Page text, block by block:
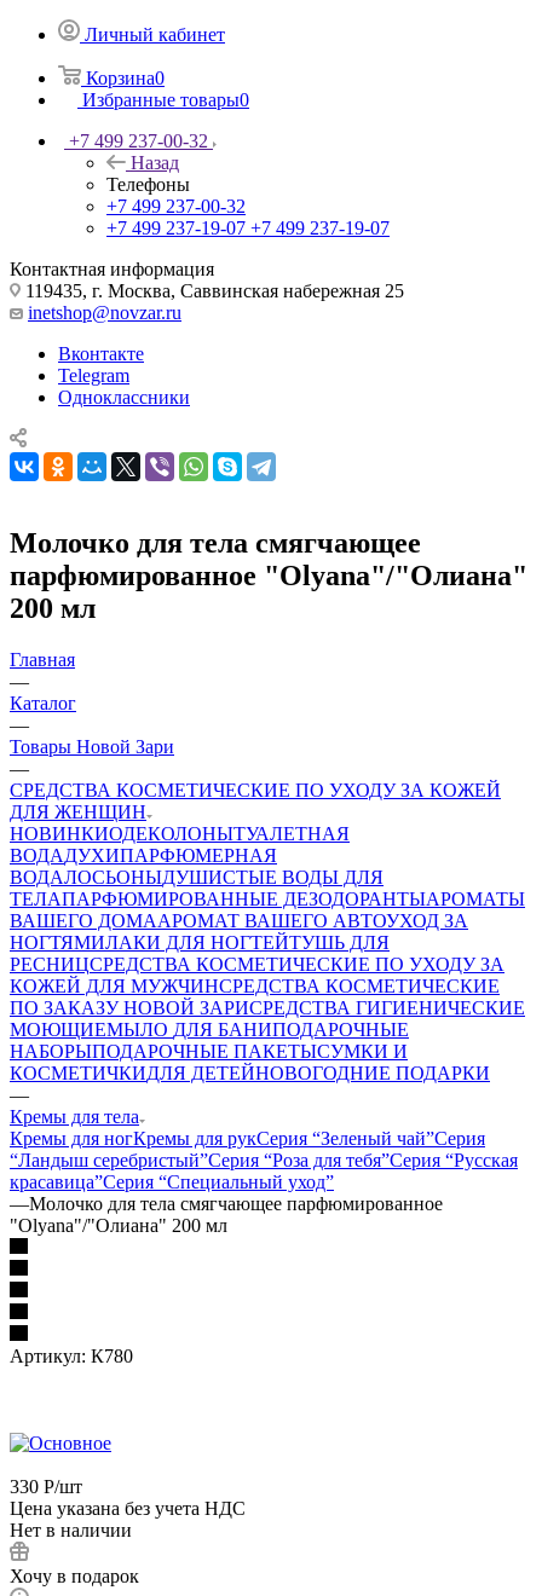
Личный кабинет
Корзина0
Избранные товары0
+7 499 237-00-32
Назад
Телефоны
+7 499 237-00-32
+7 499 237-19-07 +7 499 237-19-07
Контактная информация
119435, г. Москва, Саввинская набережная 25
inetshop@novzar.ru
Вконтакте
Telegram
Одноклассники
Молочко для тела смягчающее
парфюмированное "Olyana"/"Олиана"
200 мл
Главная
—
Каталог
—
Товары Новой Зари
—
СРЕДСТВА КОСМЕТИЧЕСКИЕ ПО УХОДУ ЗА КОЖЕЙ
ДЛЯ ЖЕНЩИН
НОВИНКИОДЕКОЛОНЫТУАЛЕТНАЯ
ВОДАДУХИПАРФЮМЕРНАЯ
ВОДАЛОСЬОНЫДУШИСТЫЕ ВОДЫ ДЛЯ
ТЕЛАПАРФЮМИРОВАННЫЕ ДЕЗОДОРАНТЫАРОМАТЫ
ВАШЕГО ДОМААРОМАТ ВАШЕГО АВТОУХОД ЗА
НОГТЯМИЛАКИ ДЛЯ НОГТЕЙТУШЬ ДЛЯ
РЕСНИЦСРЕДСТВА КОСМЕТИЧЕСКИЕ ПО УХОДУ ЗА
КОЖЕЙ ДЛЯ МУЖЧИНСРЕДСТВА КОСМЕТИЧЕСКИЕ
ПО ЗАКАЗУ НОВОЙ ЗАРИСРЕДСТВА ГИГИЕНИЧЕСКИЕ
МОЮЩИЕМЫЛО ДЛЯ БАНИПОДАРОЧНЫЕ
НАБОРЫПОДАРОЧНЫЕ ПАКЕТЫСУМКИ И
КОСМЕТИЧКИДЛЯ ДЕТЕЙНОВОГОДНИЕ ПОДАРКИ
—
Кремы для тела
Кремы для ногКремы для рукСерия “Зеленый чай”Серия
“Ландыш серебристый”Серия “Роза для тебя”Серия “Русская
красавица”Серия “Специальный уход”
—Молочко для тела смягчающее парфюмированное
"Olyana"/"Олиана" 200 мл
Артикул: К780
330 Р/шт
Цена указана без учета НДС
Нет в наличии
Хочу в подарок